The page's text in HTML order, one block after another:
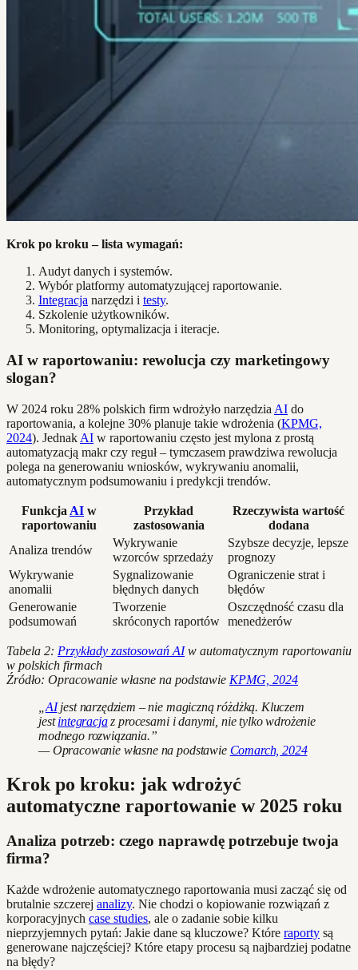
Krok po kroku – lista wymagań:
Audyt danych i systemów.
Wybór platformy automatyzującej raportowanie.
Integracja narzędzi i testy.
Szkolenie użytkowników.
Monitoring, optymalizacja i iteracje.
AI w raportowaniu: rewolucja czy marketingowy
slogan?
W 2024 roku 28% polskich firm wdrożyło narzędzia AI do
raportowania, a kolejne 30% planuje takie wdrożenia (KPMG,
2024). Jednak AI w raportowaniu często jest mylona z prostą
automatyzacją makr czy reguł – tymczasem prawdziwa rewolucja
polega na generowaniu wniosków, wykrywaniu anomalii,
automatycznym podsumowaniu i predykcji trendów.
Funkcja AI w
raportowaniu
Przykład
zastosowania
Rzeczywista wartość
dodana
Analiza trendów
Wykrywanie
wzorców sprzedaży
Szybsze decyzje, lepsze
prognozy
Wykrywanie
anomalii
Sygnalizowanie
błędnych danych
Ograniczenie strat i
błędów
Generowanie
podsumowań
Tworzenie
skróconych raportów
Oszczędność czasu dla
menedżerów
Tabela 2: Przykłady zastosowań AIw automatycznym raportowaniu
w polskich firmach
Źródło: Opracowanie własne na podstawie KPMG, 2024
AIjest narzędziem – nie magiczną różdżką. Kluczem
jestintegracjaz procesami i danymi, nie tylko wdrożenie
modnego rozwiązania.”
— Opracowanie własne na podstawie Comarch, 2024
Krok po kroku: jak wdrożyć
automatyczne raportowanie w 2025 roku
Analiza potrzeb: czego naprawdę potrzebuje twoja
firma?
Każde wdrożenie automatycznego raportowania musi zacząć się od
brutalnie szczerej analizy. Nie chodzi o kopiowanie rozwiązań z
korporacyjnych case studies, ale o zadanie sobie kilku
nieprzyjemnych pytań: Jakie dane są kluczowe? Które raporty są
generowane najczęściej? Które etapy procesu są najbardziej podatne
na błędy?